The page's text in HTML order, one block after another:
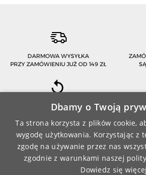
DARMOWA WYSYŁKA
PRZY ZAMÓWIENIU JUŻ OD 149 ZŁ
MASZ 14-DNIOWY OKRES
NA ZWROT ZAMÓWIENIA
Dbamy o Twoją
Ta strona korzysta z plików cookie,
wygodę użytkowania. Korzystając z
zgodę na używanie przez nas
zgodnie z warunkami naszej
Dowiedz się więcej